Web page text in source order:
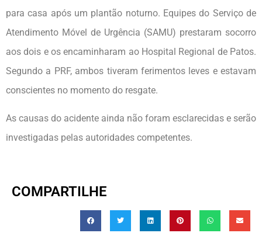
para casa após um plantão noturno. Equipes do Serviço de
Atendimento Móvel de Urgência (SAMU) prestaram socorro
aos dois e os encaminharam ao Hospital Regional de Patos.
Segundo a PRF, ambos tiveram ferimentos leves e estavam
conscientes no momento do resgate.
As causas do acidente ainda não foram esclarecidas e serão
investigadas pelas autoridades competentes.
COMPARTILHE